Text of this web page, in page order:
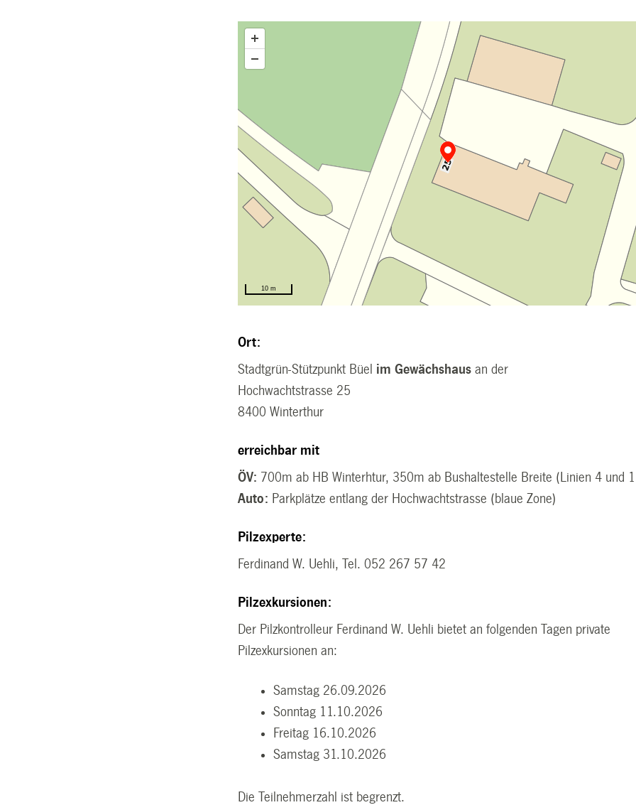
Ort:
Stadtgrün-Stützpunkt Büel im Gewächshaus an der
Hochwachtstrasse 25
8400 Winterthur
erreichbar mit
ÖV: 700m ab HB Winterhtur, 350m ab Bushaltestelle Breite (Linien 4 und
Auto: Parkplätze entlang der Hochwachtstrasse (blaue Zone)
Pilzexperte:
Ferdinand W. Uehli, Tel. 052 267 57 42
Pilzexkursionen:
Der Pilzkontrolleur Ferdinand W. Uehli bietet an folgenden Tagen private
Pilzexkursionen an:
Samstag 26.09.2026
Sonntag 11.10.2026
Freitag 16.10.2026
Samstag 31.10.2026
Die Teilnehmerzahl ist begrenzt.